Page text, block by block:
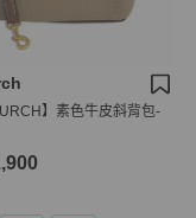
】素色牛皮斜背包-